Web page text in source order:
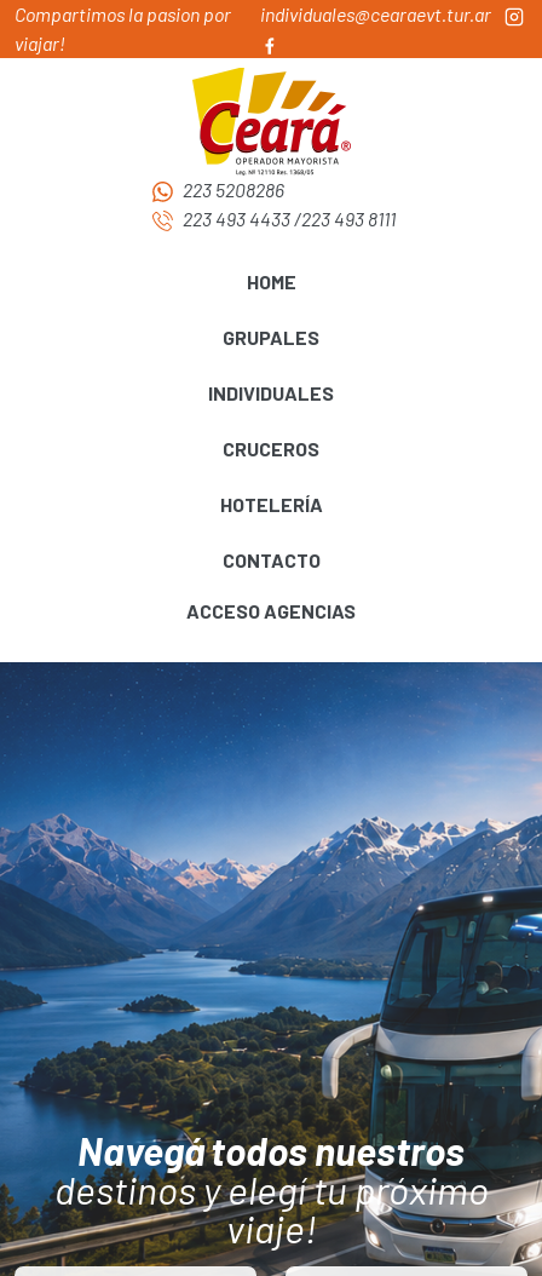
Compartimos la pasion por
viajar!
individuales@cearaevt.tur.ar
223 5208286
223 493 4433/223 493 8111
HOME
GRUPALES
INDIVIDUALES
CRUCEROS
HOTELERÍA
CONTACTO
ACCESO AGENCIAS
Navegá todos nuestros
destinos y elegí tu próximo
viaje!